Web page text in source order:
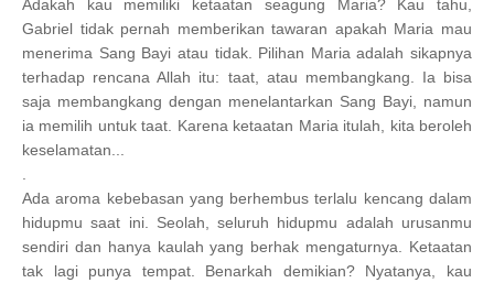
Adakah kau memiliki ketaatan seagung Maria? Kau tahu,
Gabriel tidak pernah memberikan tawaran apakah Maria mau
menerima Sang Bayi atau tidak. Pilihan Maria adalah sikapnya
terhadap rencana Allah itu: taat, atau membangkang. Ia bisa
saja membangkang dengan menelantarkan Sang Bayi, namun
ia memilih untuk taat. Karena ketaatan Maria itulah, kita beroleh
keselamatan...
Ada aroma kebebasan yang berhembus terlalu kencang dalam
hidupmu saat ini. Seolah, seluruh hidupmu adalah urusanmu
sendiri dan hanya kaulah yang berhak mengaturnya. Ketaatan
tak lagi punya tempat. Benarkah demikian? Nyatanya, kau